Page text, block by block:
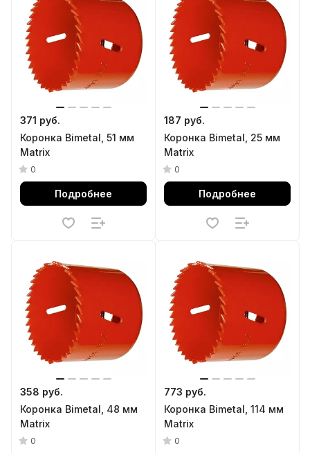
371 руб.
Коронка Bimetal, 51 мм
Matrix
0
Подробнее
187 руб.
Коронка Bimetal, 25 мм
Matrix
0
Подробнее
358 руб.
Коронка Bimetal, 48 мм
Matrix
0
773 руб.
Коронка Bimetal, 114 мм
Matrix
0